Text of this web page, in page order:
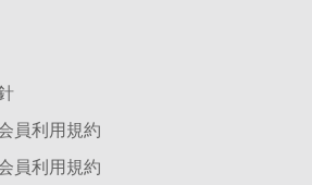
員利用規約
員利用規約